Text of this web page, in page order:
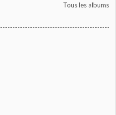
Tous les albums